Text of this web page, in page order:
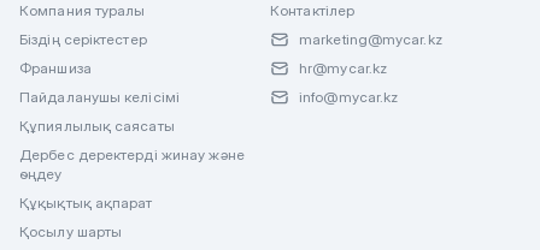
Компания туралы
Біздің серіктестер
Франшиза
Пайдаланушы келісімі
Құпиялылық саясаты
Дербес деректерді жинау және
өңдеу
Құқықтық ақпарат
Қосылу шарты
Контактілер
marketing@mycar.kz
hr@mycar.kz
info@mycar.kz